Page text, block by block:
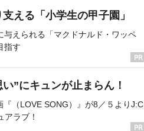
える「小学生の甲子園」
えられる「マクドナルド・ワッペ
指す
”にキュンが止まらん！
（LOVE SONG）』が8／５よりJ:C
ラブ！